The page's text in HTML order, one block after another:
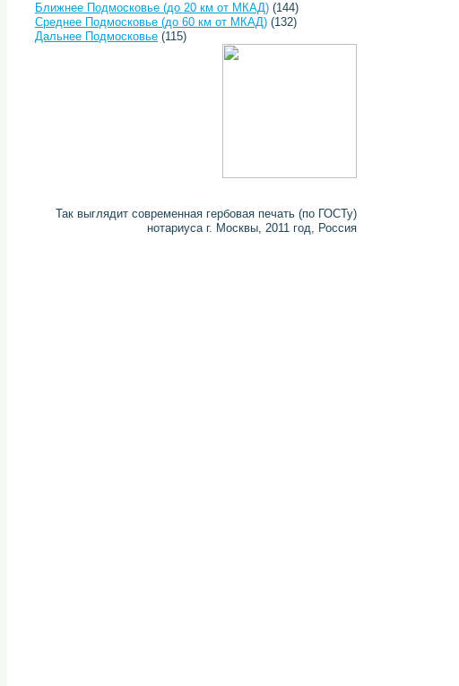
Ближнее Подмосковье (до 20 км от МКАД) (144)
Среднее Подмосковье (до 60 км от МКАД) (132)
Дальнее Подмосковье (115)
Так выглядит современная гербовая печать (по ГОСТу)
нотариуса г. Москвы, 2011 год, Россия